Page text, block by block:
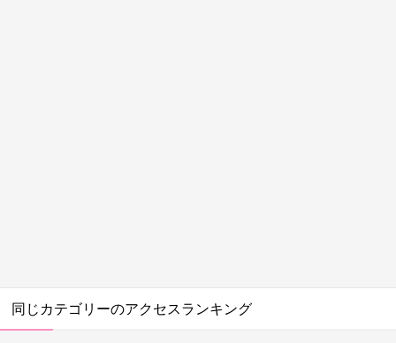
同じカテゴリーのアクセスランキング